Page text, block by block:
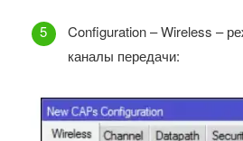
Configuration – Wireless –
каналы передачи: